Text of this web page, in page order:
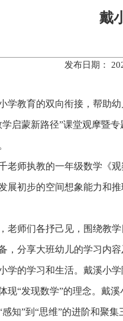
戴
发布日期：
学教育的双向衔接，帮助
启蒙新路径”课堂观摩暨
老师执教的一年级数学《
展初步的空间想象能力和
老师们各抒己见，围绕教
，分享大班幼儿的学习内
学的学习和生活。戴溪小
现“发现数学”的理念。戴
知”到“思维”的进阶和聚